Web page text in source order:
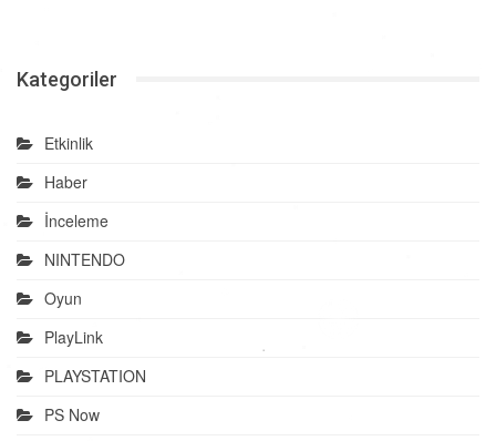
Kategoriler
Etkinlik
Haber
İnceleme
NINTENDO
Oyun
PlayLink
PLAYSTATION
PS Now